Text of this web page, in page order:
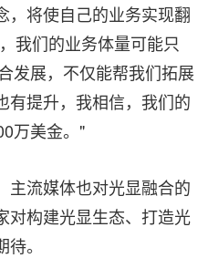
，将使自己的业务实现翻
我们的业务体量可能只
发展，不仅能帮我们拓展
有提升，我相信，我们的
万美金。"
主流媒体也对光显融合的
对构建光显生态、打造光
。